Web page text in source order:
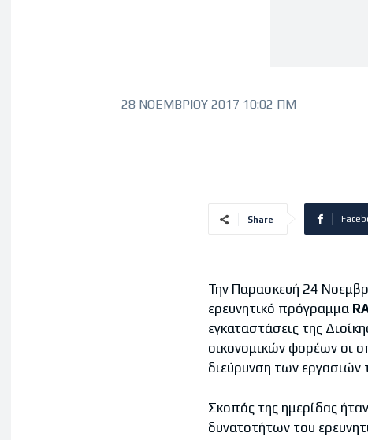
28 ΝΟΕΜΒΡΊΟΥ 2017 10:02 ΠΜ
Share
Την Παρασκευή 24
ερευνητικό πρόγραμμα R
εγκαταστάσεις της
οικονομικών φορέων οι
διεύρυνση των
Σκοπός της ημερίδας
δυνατοτήτων του